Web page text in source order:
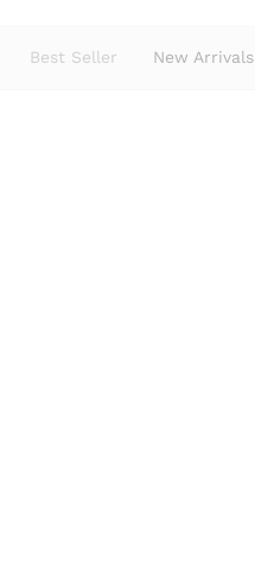
New Arrivals
Best Seller